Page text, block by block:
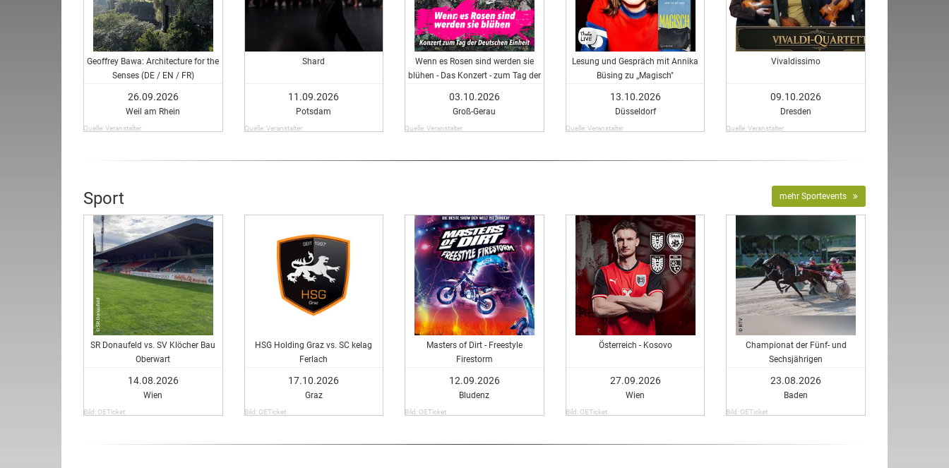
Geoffrey Bawa: Architecture for the
Senses (DE / EN / FR)
26.09.2026
Weil am Rhein
Quelle: Veranstalter
Shard
11.09.2026
Potsdam
Quelle: Veranstalter
Wenn es Rosen sind werden sie
blühen - Das Konzert - zum Tag der
03.10.2026
Groß-Gerau
Quelle: Veranstalter
Lesung und Gespräch mit Annika
Büsing zu ,,Magisch"
13.10.2026
Düsseldorf
Quelle: Veranstalter
Vivaldissimo
09.10.2026
Dresden
Quelle: Veranstalter
Sport mehr Sportevents
SR Donaufeld vs. SV Klöcher Bau
Oberwart
14.08.2026
Wien
Bild: OETicket
HSG Holding Graz vs. SC kelag
Ferlach
17.10.2026
Graz
Bild: OETicket
Masters of Dirt - Freestyle
Firestorm
12.09.2026
Bludenz
Bild: OETicket
Österreich - Kosovo
27.09.2026
Wien
Bild: OETicket
Championat der Fünf- und
Sechsjährigen
23.08.2026
Baden
Bild: OETicket